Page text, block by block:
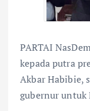
PARTAI
kepada putra
Akbar Habibie,
gubernur untuk